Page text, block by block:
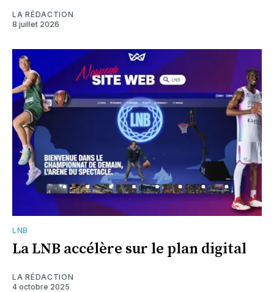
LA RÉDACTION
8 juillet 2026
LNB
La LNB accélère sur le plan digital
LA RÉDACTION
4 octobre 2025